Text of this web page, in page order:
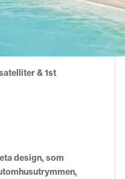
& 1st
design, som